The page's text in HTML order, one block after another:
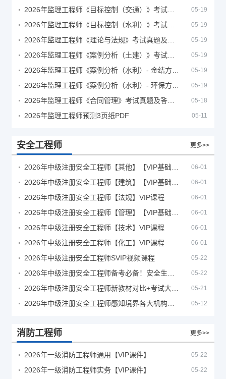
05-19
05-19
05-19
05-19
05-19
05-19
05-18
2026年监理工程师预测3页纸PDF 05-11
安全工程师 更多>>
06-01
06-01
2026年中级注册安全工程师【法规】VIP课程 06-01
06-01
2026年中级注册安全工程师【技术】VIP课程 06-01
2026年中级注册安全工程师【化工】VIP课程 06-01
2026年中级注册安全工程师SVIP视频课程 05-22
05-22
05-21
05-12
消防工程师 更多>>
2026年一级消防工程师通用【VIP课件】 05-22
2026年一级消防工程师实务【VIP课件】 05-22